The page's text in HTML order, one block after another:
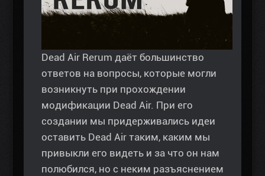
Dead Air Rerum даёт большинство
ответов на вопросы, которые могли
возникнуть при прохождении
модификации Dead Air. При его
создании мы придерживались идеи
оставить Dead Air таким, каким мы
привыкли его видеть и за что он нам
полюбился, но с неким разъяснением